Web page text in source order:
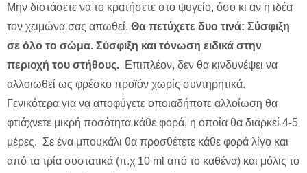
Μην διστάσετε να το κρατήσετε στο ψυγείο, όσο κι αν η ιδέα
τον χειμώνα σας απωθεί. Θα πετύχετε δυο τινά: Σύσφιξη
σε όλο το σώμα. Σύσφιξη και τόνωση ειδικά στην
περιοχή του στήθους. Επιπλέον, δεν θα κινδυνέψει να
αλλοιωθεί ως φρέσκο προϊόν χωρίς συντηρητικά.
Γενικότερα για να αποφύγετε οποιαδήποτε αλλοίωση θα
φτιάχνετε μικρή ποσότητα κάθε φορά, η οποία θα διαρκεί 4-5
μέρες. Σε ένα μπουκάλι θα προσθέτετε κάθε φορά λίγο και
από τα τρία συστατικά (π.χ 10 ml από το καθένα) και μόλις το